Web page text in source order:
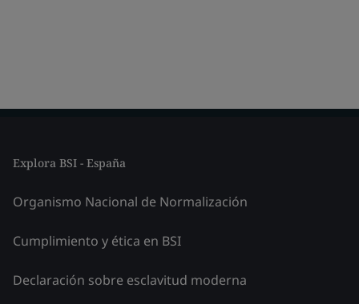
Explora BSI - España
Organismo Nacional de Normalización
Cumplimiento y ética en BSI
Declaración sobre esclavitud moderna